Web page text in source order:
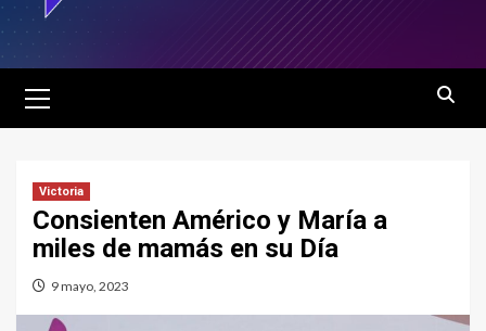
principal
Victoria
Consienten Américo y María a
miles de mamás en su Día
9 mayo, 2023